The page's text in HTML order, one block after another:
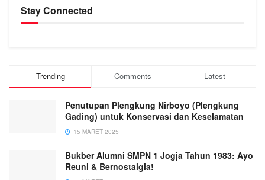
Stay Connected
Trending Comments Latest
Penutupan Plengkung Nirboyo (Plengkung
Gading) untuk Konservasi dan Keselamatan
15 MARET 2025
Bukber Alumni SMPN 1 Jogja Tahun 1983: Ayo
Reuni & Bernostalgia!